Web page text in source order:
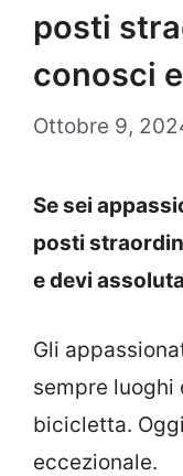
posti
conosci
Ottobre 9,
Se sei
posti
e devi
Gli
sempre
bicicletta.
eccezionale.